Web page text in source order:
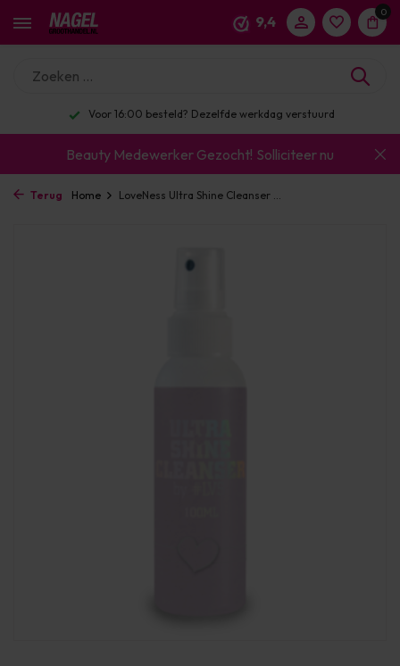
9,4
0
Voor 16:00 besteld? Dezelfde werkdag verstuurd
Beauty Medewerker Gezocht! Solliciteer nu
Terug Home LoveNess Ultra Shine Cleanser ...